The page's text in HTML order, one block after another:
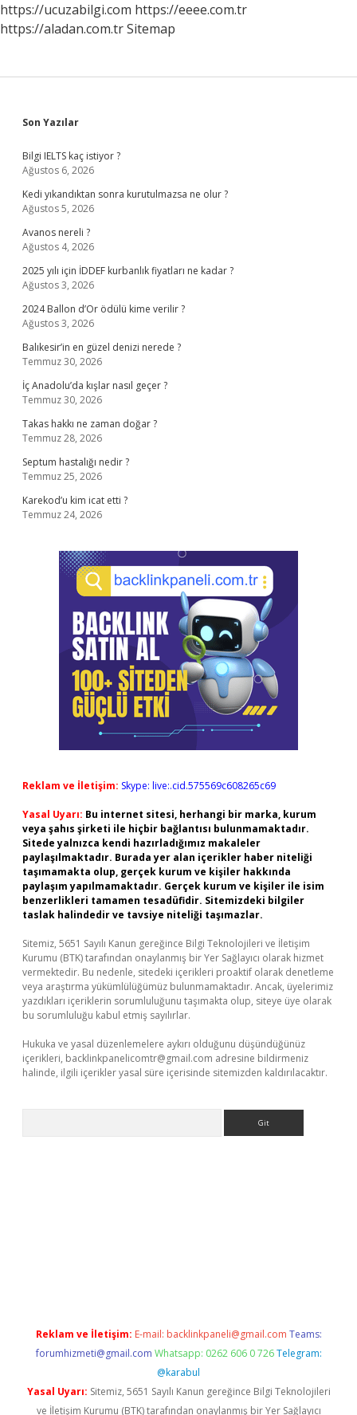
https://ucuzabilgi.com https://eeee.com.tr
https://aladan.com.trSitemap
Sidebar
Son Yazılar
Bilgi IELTS kaç istiyor ?
Ağustos 6, 2026
Kedi yıkandıktan sonra kurutulmazsa ne olur ?
Ağustos 5, 2026
Avanos nereli ?
Ağustos 4, 2026
2025 yılı için İDDEF kurbanlık fiyatları ne kadar ?
Ağustos 3, 2026
2024 Ballon d’Or ödülü kime verilir ?
Ağustos 3, 2026
Balıkesir’in en güzel denizi nerede ?
Temmuz 30, 2026
İç Anadolu’da kışlar nasıl geçer ?
Temmuz 30, 2026
Takas hakkı ne zaman doğar ?
Temmuz 28, 2026
Septum hastalığı nedir ?
Temmuz 25, 2026
Karekod’u kim icat etti ?
Temmuz 24, 2026
Reklam ve İletişim: Skype: live:.cid.575569c608265c69
Yasal Uyarı: Bu internet sitesi, herhangi bir marka, kurum
veya şahıs şirketi ile hiçbir bağlantısı bulunmamaktadır.
Sitede yalnızca kendi hazırladığımız makaleler
paylaşılmaktadır. Burada yer alan içerikler haber niteliği
taşımamakta olup, gerçek kurum ve kişiler hakkında
paylaşım yapılmamaktadır. Gerçek kurum ve kişiler ile isim
benzerlikleri tamamen tesadüfidir. Sitemizdeki bilgiler
taslak halindedir ve tavsiye niteliği taşımazlar.
Sitemiz, 5651 Sayılı Kanun gereğince Bilgi Teknolojileri ve İletişim
Kurumu (BTK) tarafından onaylanmış bir Yer Sağlayıcı olarak hizmet
vermektedir. Bu nedenle, sitedeki içerikleri proaktif olarak denetleme
veya araştırma yükümlülüğümüz bulunmamaktadır. Ancak, üyelerimiz
yazdıkları içeriklerin sorumluluğunu taşımakta olup, siteye üye olarak
bu sorumluluğu kabul etmiş sayılırlar.
Hukuka ve yasal düzenlemelere aykırı olduğunu düşündüğünüz
içerikleri, backlinkpanelicomtr@gmail.com adresine bildirmeniz
halinde, ilgili içerikler yasal süre içerisinde sitemizden kaldırılacaktır.
Reklam ve İletişim: E-mail: backlinkpaneli@gmail.com Teams:
forumhizmeti@gmail.com Whatsapp: 0262 606 0 726 Telegram:
@karabul
Yasal Uyarı: Sitemiz, 5651 Sayılı Kanun gereğince Bilgi Teknolojileri
ve İletişim Kurumu (BTK) tarafından onaylanmış bir Yer Sağlayıcı